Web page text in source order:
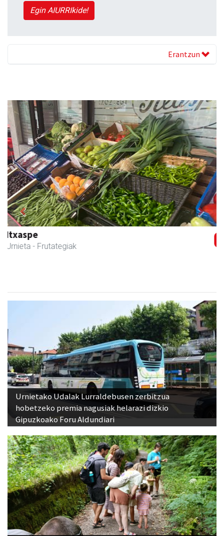
Egin AIURRIkide!
Erantzun
Magale Ikastetxea
Urnieta - Hezkuntza
Previous Next
Urnietako Udalak Lurraldebusen zerbitzua
hobetzeko premia nagusiak helarazi dizkio
Gipuzkoako Foru Aldundiari